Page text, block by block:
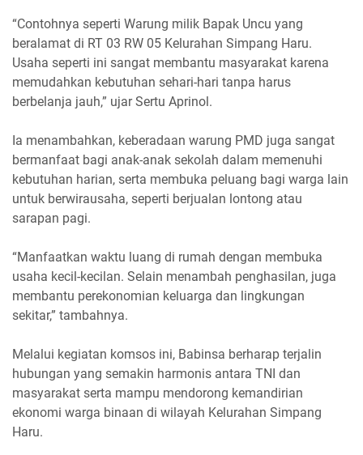
“Contohnya seperti Warung milik Bapak Uncu yang
beralamat di RT 03 RW 05 Kelurahan Simpang Haru.
Usaha seperti ini sangat membantu masyarakat karena
memudahkan kebutuhan sehari-hari tanpa harus
berbelanja jauh,” ujar Sertu Aprinol.
Ia menambahkan, keberadaan warung PMD juga sangat
bermanfaat bagi anak-anak sekolah dalam memenuhi
kebutuhan harian, serta membuka peluang bagi warga lain
untuk berwirausaha, seperti berjualan lontong atau
sarapan pagi.
“Manfaatkan waktu luang di rumah dengan membuka
usaha kecil-kecilan. Selain menambah penghasilan, juga
membantu perekonomian keluarga dan lingkungan
sekitar,” tambahnya.
Melalui kegiatan komsos ini, Babinsa berharap terjalin
hubungan yang semakin harmonis antara TNI dan
masyarakat serta mampu mendorong kemandirian
ekonomi warga binaan di wilayah Kelurahan Simpang
Haru.